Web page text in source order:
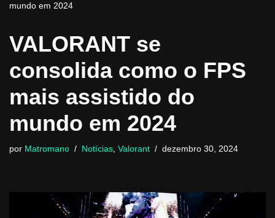
mundo em 2024
VALORANT se
consolida como o FPS
mais assistido do
mundo em 2024
por Matromano Notícias, Valorant dezembro 30, 2024